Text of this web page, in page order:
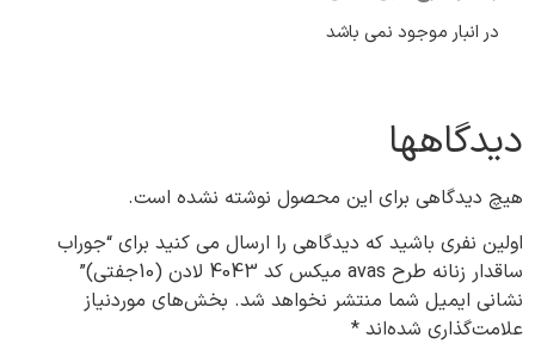
در انبار موجود نمی باشد
دیدگاهها
هیچ دیدگاهی برای این محصول نوشته نشده است.
اولین نفری باشید که دیدگاهی را ارسال می کنید برای “جوراب
ساقدار زنانه طرح avas میکس کد 4043 لادن (10جفتی)”
نشانی ایمیل شما منتشر نخواهد شد. بخش‌های موردنیاز
علامت‌گذاری شده‌اند *